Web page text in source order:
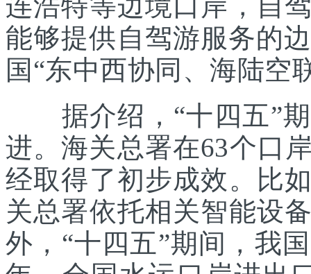
能够提供自驾游服务的
国“东中西协同、海陆空
据介绍，“十四五”期
进。海关总署在63个口
经取得了初步成效。比
关总署依托相关智能设
外，“十四五”期间，我